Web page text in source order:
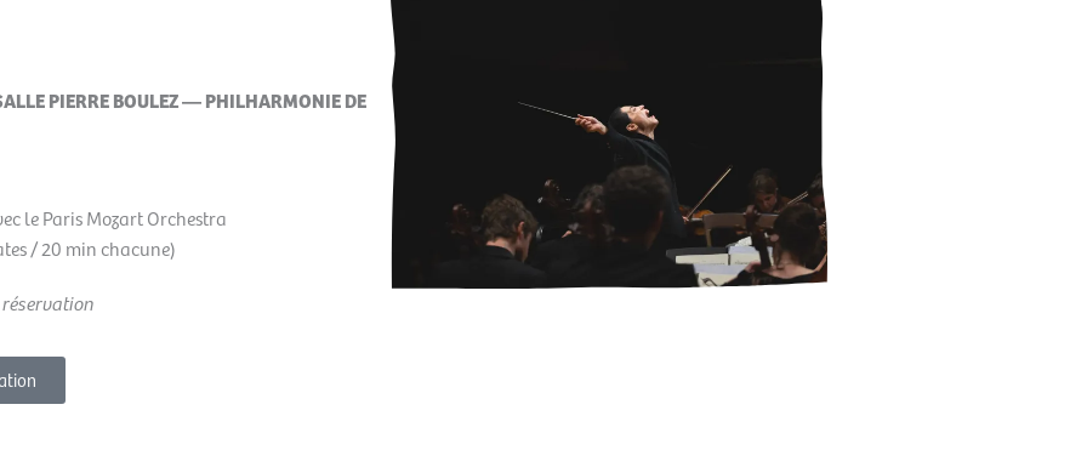
PIERRE BOULEZ — PHILHARMONIE DE
le Paris Mozart Orchestra
/ 20 min chacune)